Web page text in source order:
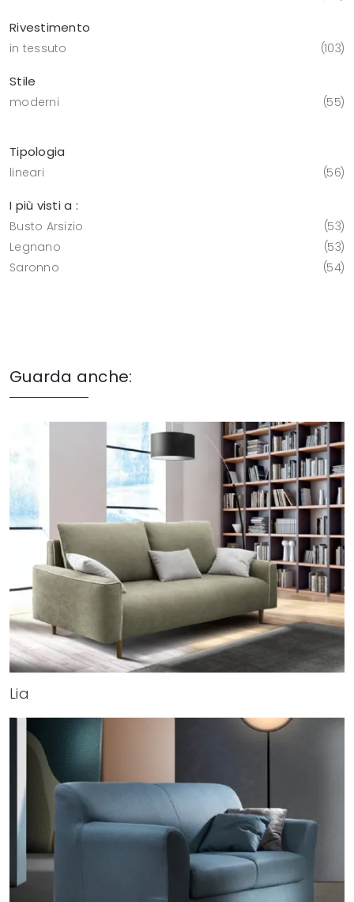
Rivestimento
in tessuto 103
Stile
moderni 55
Tipologia
lineari 56
I più visti a :
Busto Arsizio
53
Legnano
53
Saronno
54
Guarda anche:
Lia